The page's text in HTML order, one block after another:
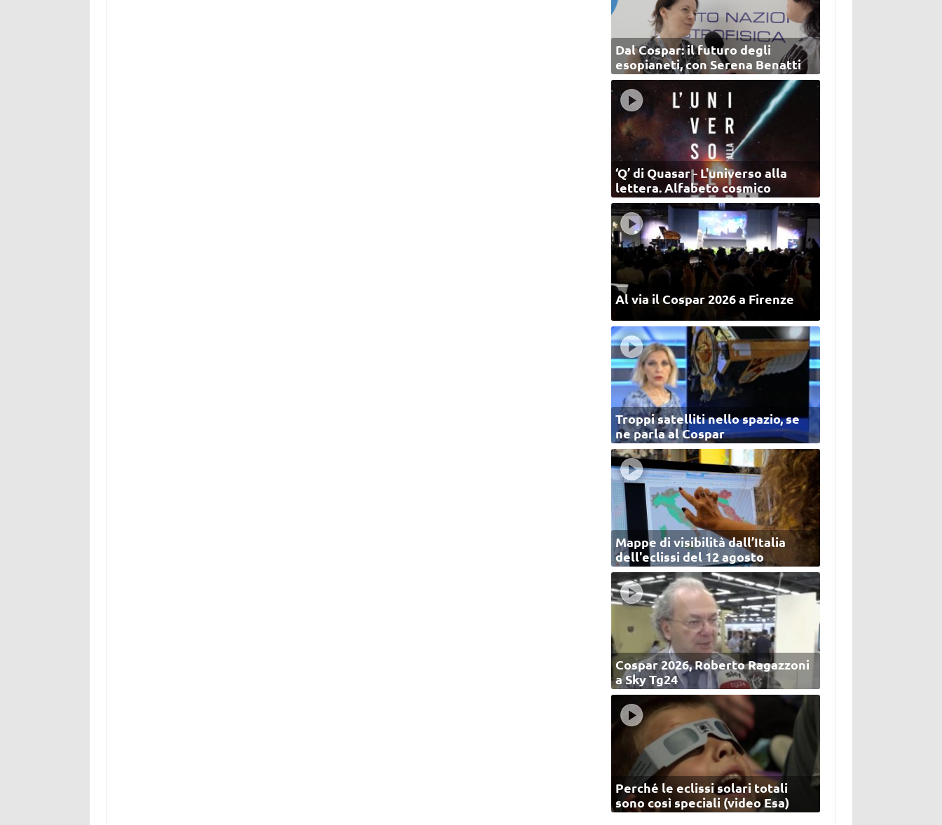
Dal Cospar: il futuro degli
esopianeti, con Serena Benatti
‘Q’ di Quasar - L'universo alla
lettera. Alfabeto cosmico
Al via il Cospar 2026 a Firenze
Troppi satelliti nello spazio, se
ne parla al Cospar
Mappe di visibilità dall’Italia
dell'eclissi del 12 agosto
Cospar 2026, Roberto Ragazzoni
a Sky Tg24
Perché le eclissi solari totali
sono così speciali (video Esa)